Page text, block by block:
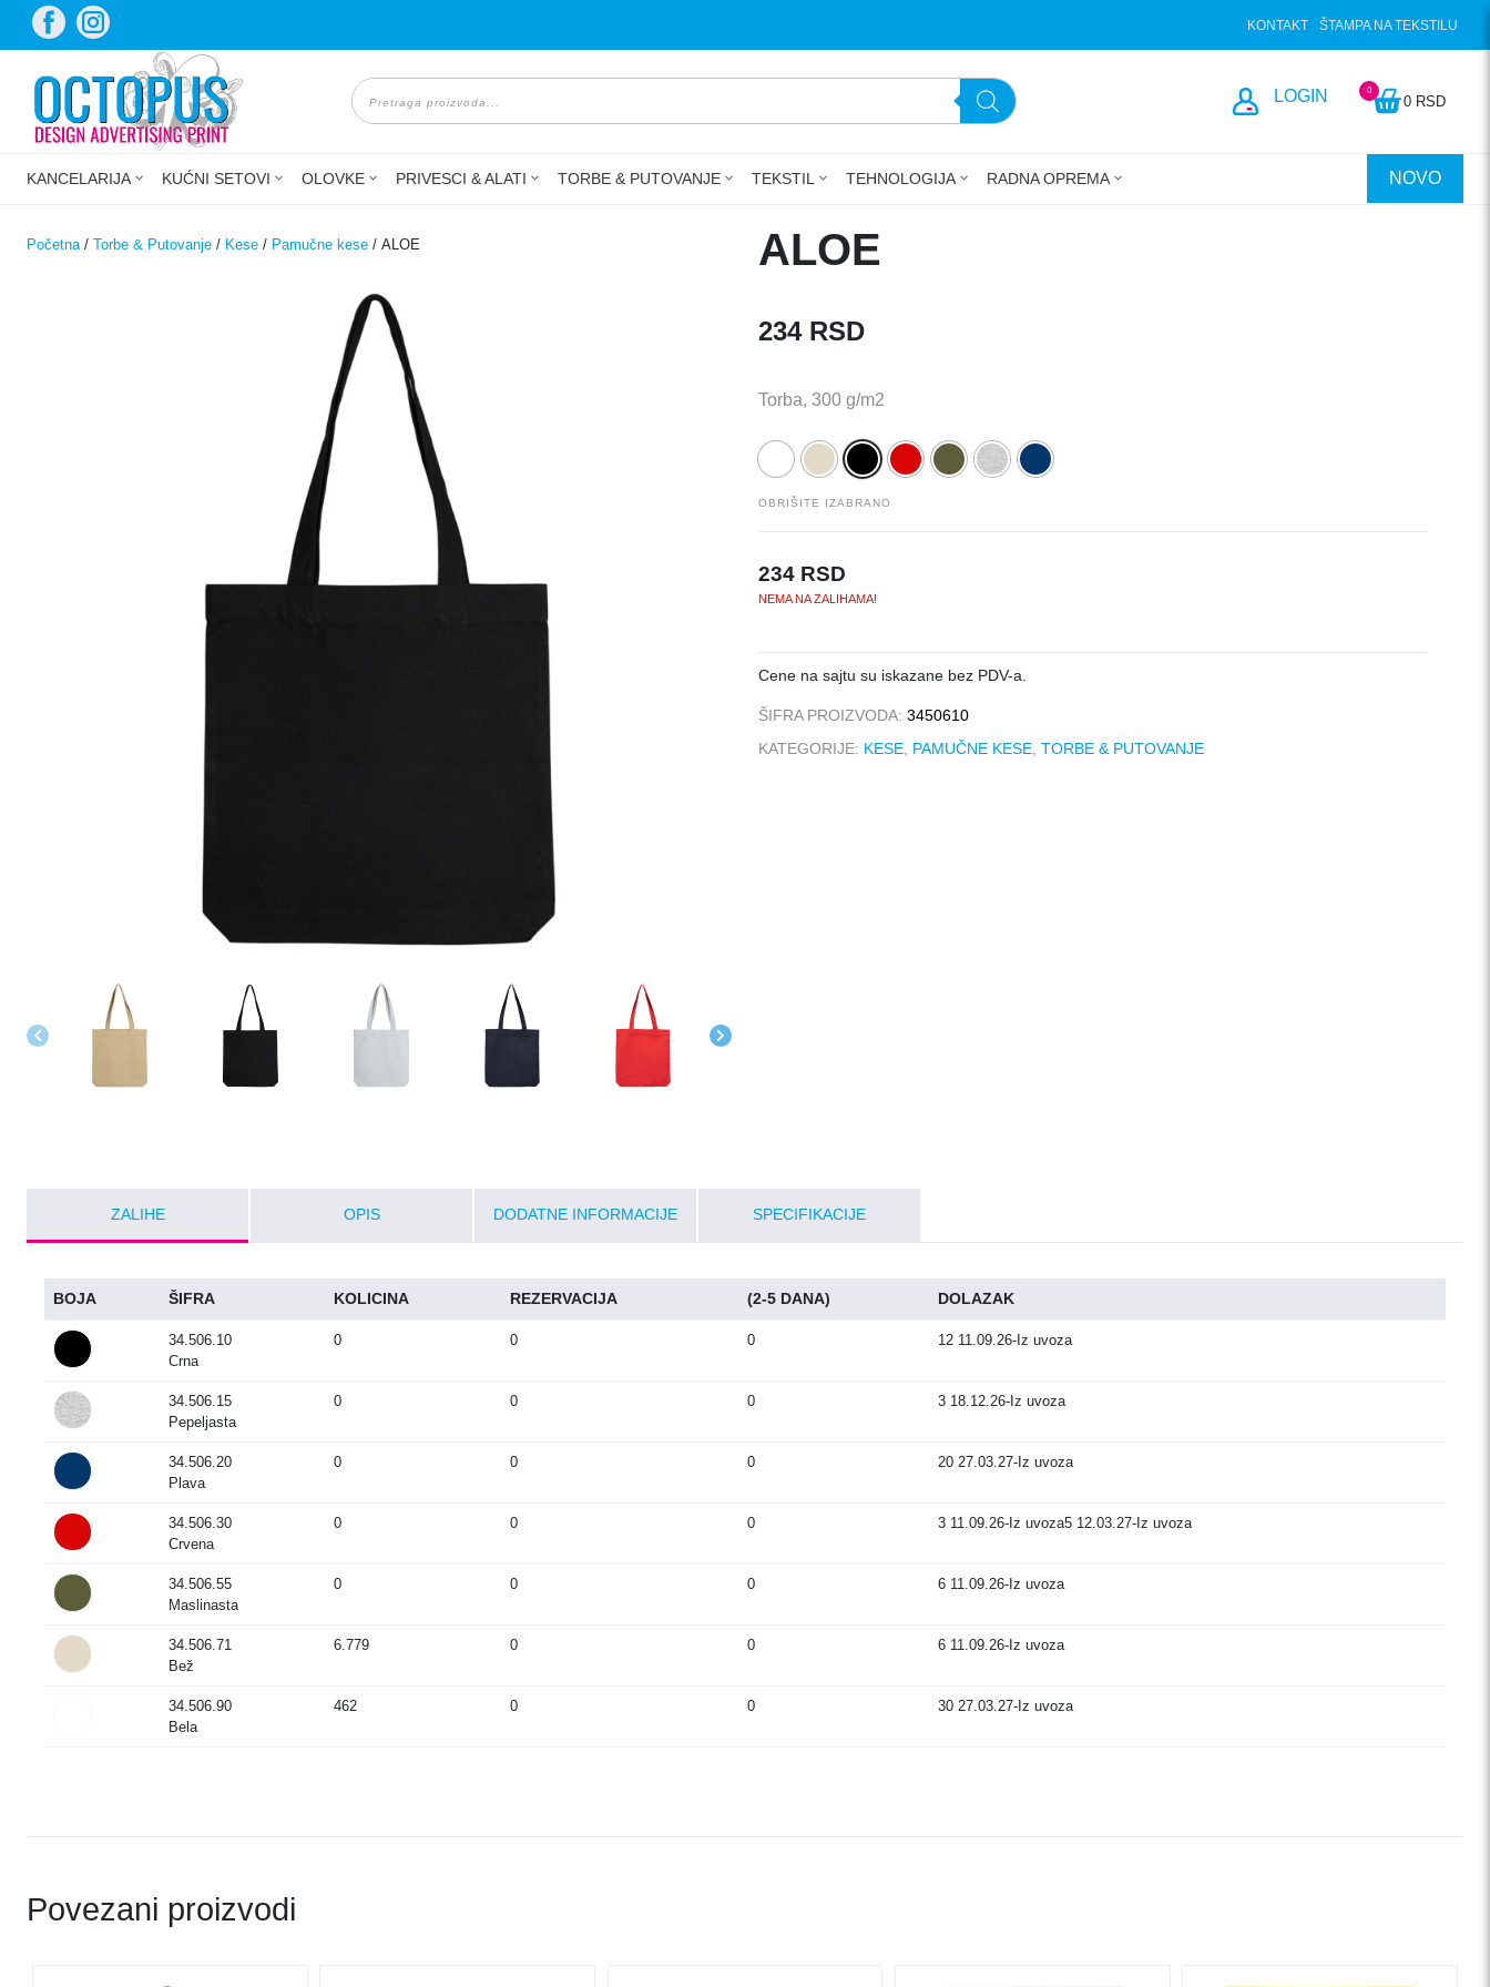
Skip
KONTAKT ŠTAMPA NA TEKSTILU
Products
search
LOGIN 0 RSD
0
KANCELARIJA KUĆNI SETOVI OLOVKE PRIVESCI & ALATI TORBE & PUTOVANJE TEKSTIL TEHNOLOGIJA RADNA OPREMA NOVO
Početna / Torbe & Putovanje / Kese / Pamučne kese / ALOE ALOE
234 RSD
Torba, 300 g/m2
OBRIŠITE IZABRANO
234 RSD
NEMA NA ZALIHAMA!
Cene na sajtu su iskazane bez PDV-a.
ŠIFRA PROIZVODA: 3450610
KATEGORIJE: KESE, PAMUČNE KESE, TORBE & PUTOVANJE
ZALIHE OPIS DODATNE INFORMACIJE SPECIFIKACIJE
BOJA ŠIFRA KOLICINA REZERVACIJA (2-5 DANA) DOLAZAK
34.506.10
Crna
0 0 0 12 11.09.26-Iz uvoza
34.506.15
Pepeljasta
0 0 0 3 18.12.26-Iz uvoza
34.506.20
Plava
0 0 0 20 27.03.27-Iz uvoza
34.506.30
Crvena
0 0 0 3 11.09.26-Iz uvoza5 12.03.27-Iz uvoza
34.506.55
Maslinasta
0 0 0 6 11.09.26-Iz uvoza
34.506.71
Bež
6.779 0 0 6 11.09.26-Iz uvoza
34.506.90
Bela
462 0 0 30 27.03.27-Iz uvoza
Povezani proizvodi